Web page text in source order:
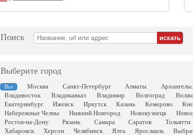
Поиск
Выберите город
Все Москва Санкт-Петербург Алматы
Владивосток
Владикавказ Владимир Волгоград
Екатеринбург
Ижевск Иркутск Казань Кемерово
Набережные Челны
Нижний Новгород Новокузнецк
Ростов-на-Дону
Рязань Самара Саратов Тольятти
Хабаровск
Херсон Челябинск Ялта Ярославль